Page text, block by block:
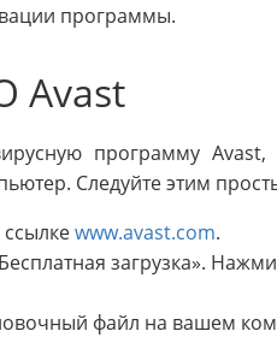
программы.
Avast
программу
Следуйте этим
www.avast.com.
загрузка».
файл на вашем